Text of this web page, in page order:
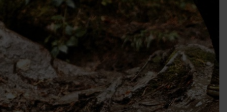
INSCRIPTION FUMANA
ADHÉRER À S'MARRATHON